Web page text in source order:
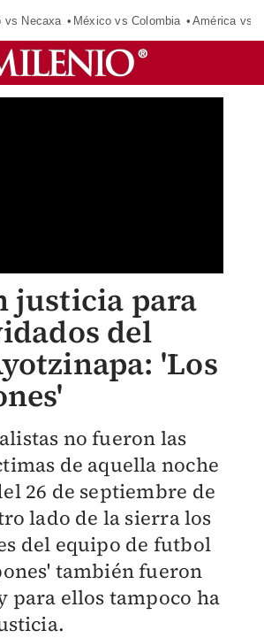
vs Necaxa México vs Colombia América vs
justicia para
del
'Los
no fueron las
de aquella noche
26 de septiembre de
lado de la sierra los
del equipo de futbol
también fueron
para ellos tampoco ha